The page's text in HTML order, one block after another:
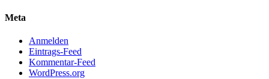
Meta
Anmelden
Eintrags-Feed
Kommentar-Feed
WordPress.org